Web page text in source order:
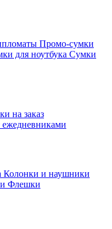
Промо-сумки
для ноутбука Сумки
на заказ
Колонки и наушники
Флешки